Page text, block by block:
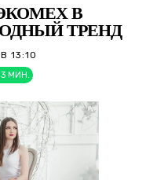
В
ТРЕНД
13:10
3 МИН.